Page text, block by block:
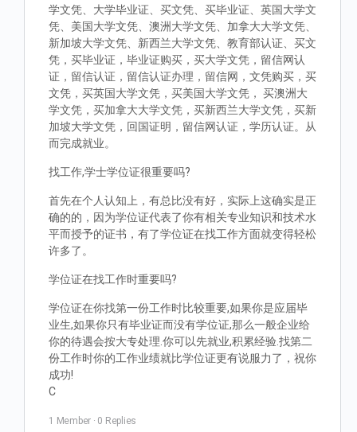
学文凭、大学毕业证、买文凭、买毕业证、英国大学文
凭、美国大学文凭、澳洲大学文凭、加拿大大学文凭、
新加坡大学文凭、新西兰大学文凭、教育部认证、买文
凭，买毕业证，毕业证购买，买大学文凭，留信网认
证，留信认证，留信认证办理，留信网，文凭购买，买
文凭，买英国大学文凭，买美国大学文凭， 买澳洲大
学文凭，买加拿大大学文凭，买新西兰大学文凭，买新
加坡大学文凭，回国证明，留信网认证，学历认证。从
而完成就业。
找工作,学士学位证很重要吗?
首先在个人认知上，有总比没有好，实际上这确实是正
确的的，因为学位证代表了你有相关专业知识和技术水
平而授予的证书，有了学位证在找工作方面就变得轻松
许多了。
学位证在找工作时重要吗?
学位证在你找第一份工作时比较重要,如果你是应届毕
业生,如果你只有毕业证而没有学位证,那么一般企业给
你的待遇会按大专处理.你可以先就业,积累经验.找第二
份工作时你的工作业绩就比学位证更有说服力了，祝你
成功!
C
1 Member · 0 Replies